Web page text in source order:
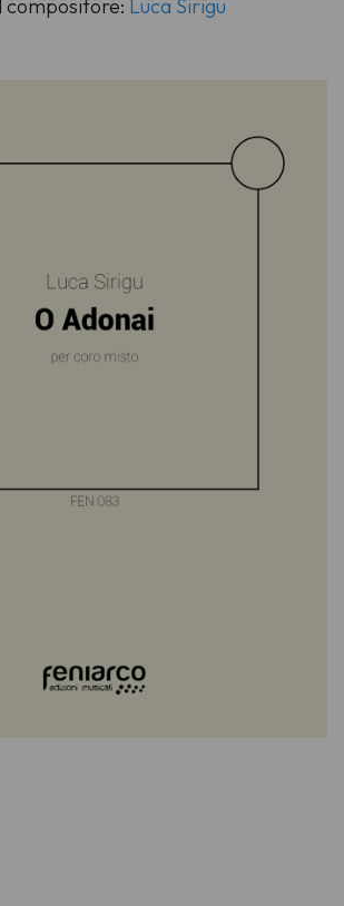
compositore: Luca Sirigu